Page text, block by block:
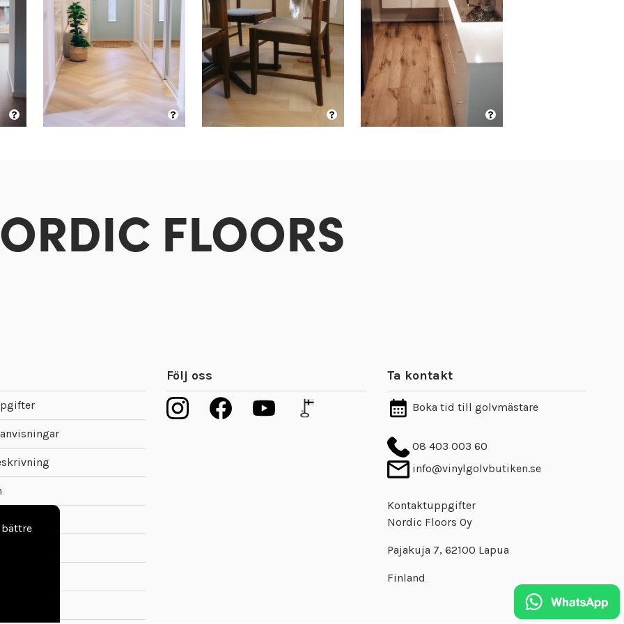
? ? ? ?
FLOORS
Följ oss Ta kontakt
Boka tid till golvmästare
08 403 003 60
info@vinylgolvbutiken.se
Kontaktuppgifter
Nordic Floors Oy
Pajakuja 7, 62100 Lapua
Finland
bättre